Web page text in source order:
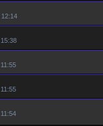
12:14